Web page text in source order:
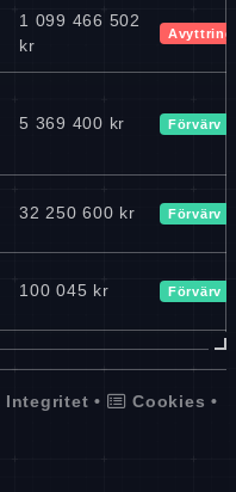
1 099 466 502
kr
Avyttring
5 369 400 kr Förvärv
32 250 600 kr Förvärv
100 045 kr Förvärv
Integritet • Cookies •